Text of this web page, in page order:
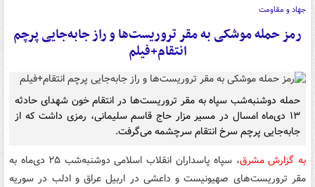
جهاد و مقاومت
رمز حمله موشکی به مقر تروریست‌ها و راز جابه‌جایی پرچم
انتقام+فیلم
حمله دوشنبه‌شب سپاه به مقر تروریست‌ها در انتقام خون شهدای حادثه
۱۳ دی‌ماه امسال در مسیر مزار حاج قاسم سلیمانی، رمزی داشت که از
جابه‌جایی پرچم سرخ انتقام سرچشمه می‌گرفت.
به گزارش مشرق
، سپاه پاسداران انقلاب اسلامی دوشنبه‌شب ۲۵ دی‌ماه به
مقر تروریست‌های صهیونیست و داعشی در اربیل عراق و ادلب در سوریه